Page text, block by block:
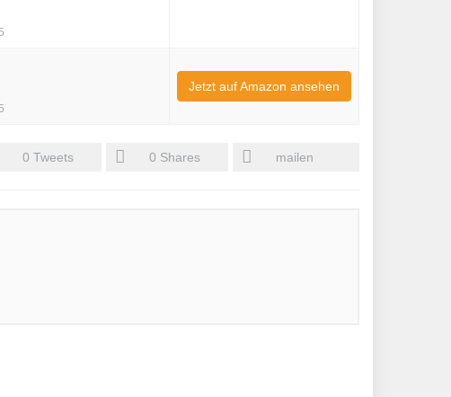
Jetzt auf Amazon ansehen
0 Tweets 0 Shares mailen